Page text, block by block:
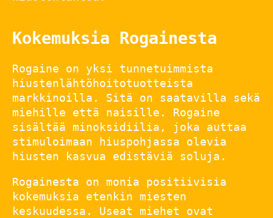
Kokemuksia Rogainesta
Rogaine on yksi tunnetuimmista
hiustenlähtöhoitotuotteista
markkinoilla. Sitä on saatavilla sekä
miehille että naisille. Rogaine
sisältää minoksidiilia, joka auttaa
stimuloimaan hiuspohjassa olevia
hiusten kasvua edistäviä soluja.
Rogainesta on monia positiivisia
kokemuksia etenkin miesten
keskuudessa. Useat miehet ovat